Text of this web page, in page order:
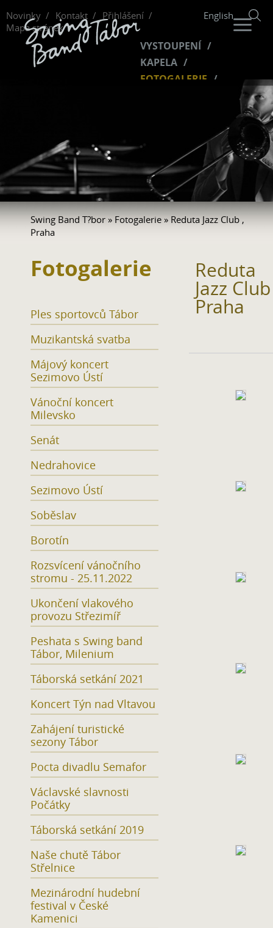
Novinky Kontakt
Přihlášení
Mapa stránek
English
VYSTOUPENÍ
KAPELA
FOTOGALERIE
Swing Band T?bor » Fotogalerie » Reduta Jazz Club ,
Praha
Fotogalerie
Ples sportovců Tábor
Muzikantská svatba
Májový koncert
Sezimovo Ústí
Vánoční koncert
Milevsko
Senát
Nedrahovice
Sezimovo Ústí
Soběslav
Borotín
Rozsvícení vánočního
stromu - 25.11.2022
Ukončení vlakového
provozu Střezimíř
Peshata s Swing band
Tábor, Milenium
Táborská setkání 2021
Koncert Týn nad Vltavou
Zahájení turistické
sezony Tábor
Pocta divadlu Semafor
Václavské slavnosti
Počátky
Táborská setkání 2019
Naše chutě Tábor
Střelnice
Mezinárodní hudební
festival v České
Kamenici
Reduta
Jazz
Praha